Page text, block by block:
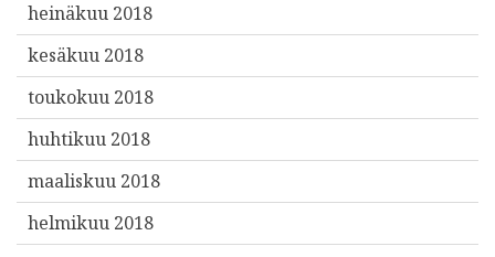
heinäkuu 2018
kesäkuu 2018
toukokuu 2018
huhtikuu 2018
maaliskuu 2018
helmikuu 2018